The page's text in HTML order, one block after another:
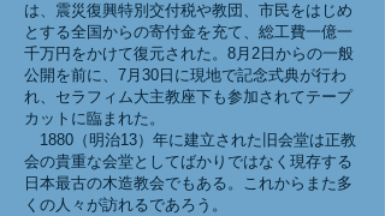
は、震災復興特別交付税や教団、市民をはじめ
とする全国からの寄付金を充て、総工費一億一
千万円をかけて復元された。8月2日からの一般
公開を前に、7月30日に現地で記念式典が行わ
れ、セラフィム大主教座下も参加されてテープ
カットに臨まれた。
1880（明治13）年に建立された旧会堂は正教
会の貴重な会堂としてばかりではなく現存する
日本最古の木造教会でもある。これからまた多
くの人々が訪れるであろう。